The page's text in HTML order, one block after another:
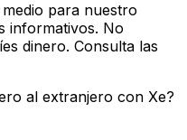
para nuestro
informativos. No
dinero. Consulta las
al extranjero con Xe?